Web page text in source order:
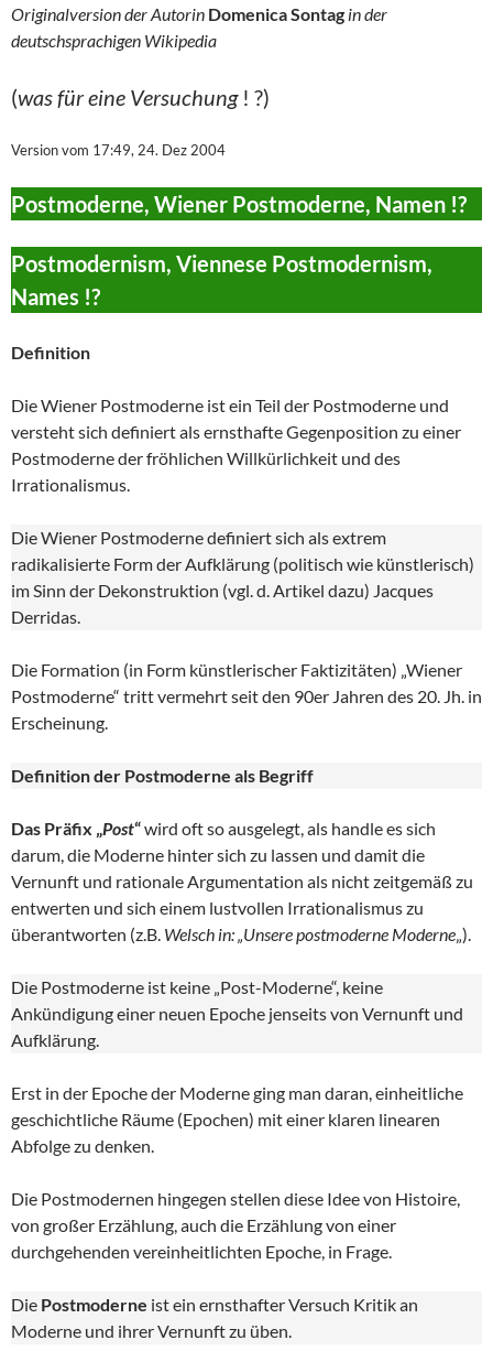
Originalversion der Autorin Domenica Sontag in der
deutschsprachigen Wikipedia
(was für eine Versuchung! ?)
Version vom 17:49, 24. Dez 2004
Postmoderne, Wiener Postmoderne, Namen !?
Postmodernism, Viennese Postmodernism,
Names !?
Definition
Die Wiener Postmoderne ist ein Teil der Postmoderne und
versteht sich definiert als ernsthafte Gegenposition zu einer
Postmoderne der fröhlichen Willkürlichkeit und des
Irrationalismus.
Die Wiener Postmoderne definiert sich als extrem
radikalisierte Form der Aufklärung (politisch wie künstlerisch)
im Sinn der Dekonstruktion (vgl. d. Artikel dazu) Jacques
Derridas.
Die Formation (in Form künstlerischer Faktizitäten) „Wiener
Postmoderne“ tritt vermehrt seit den 90er Jahren des 20. Jh. in
Erscheinung.
Definition der Postmoderne als Begriff
Das Präfix „Post“wird oft so ausgelegt, als handle es sich
darum, die Moderne hinter sich zu lassen und damit die
Vernunft und rationale Argumentation als nicht zeitgemäß zu
entwerten und sich einem lustvollen Irrationalismus zu
überantworten (z.B. Welsch in: „Unsere postmoderne Moderne„).
Die Postmoderne ist keine „Post-Moderne“, keine
Ankündigung einer neuen Epoche jenseits von Vernunft und
Aufklärung.
Erst in der Epoche der Moderne ging man daran, einheitliche
geschichtliche Räume (Epochen) mit einer klaren linearen
Abfolge zu denken.
Die Postmodernen hingegen stellen diese Idee von Histoire,
von großer Erzählung, auch die Erzählung von einer
durchgehenden vereinheitlichten Epoche, in Frage.
Die Postmoderne ist ein ernsthafter Versuch Kritik an
Moderne und ihrer Vernunft zu üben.